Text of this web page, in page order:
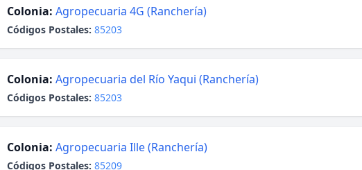
Colonia: Agropecuaria 4G (Ranchería)
Códigos Postales: 85203
Colonia: Agropecuaria del Río Yaqui (Ranchería)
Códigos Postales: 85203
Colonia: Agropecuaria Ille (Ranchería)
Códigos Postales: 85209